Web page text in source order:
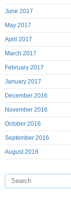
June 2017
May 2017
April 2017
March 2017
February 2017
January 2017
December 2016
November 2016
October 2016
September 2016
August 2016